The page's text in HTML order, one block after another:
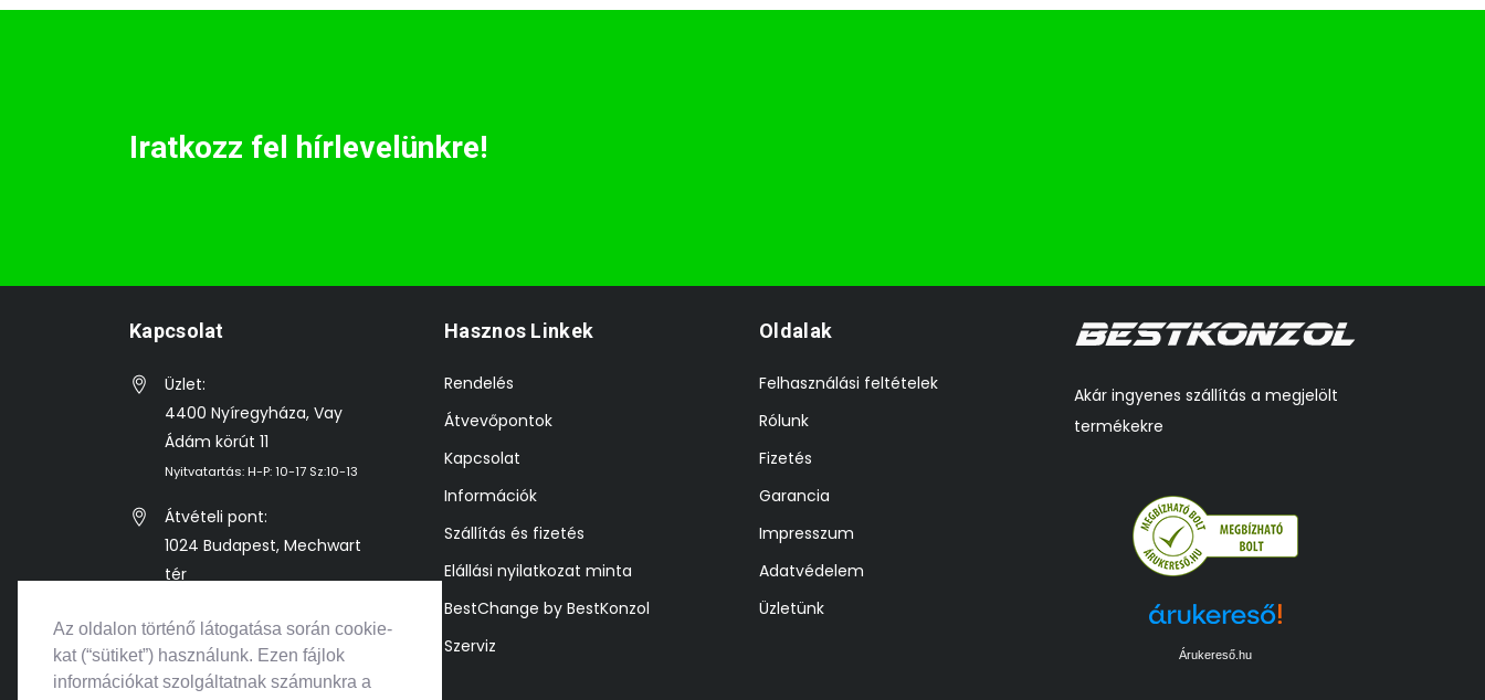
Az oldalon történő látogatása során cookie-
kat (“sütiket”) használunk. Ezen fájlok
információkat szolgáltatnak számunkra a
Iratkozz fel hírlevelünkre!
Kapcsolat
Üzlet:
4400 Nyíregyháza, Vay
Ádám körút 11
Nyitvatartás: H-P: 10-17 Sz:10-13
Átvételi pont:
1024 Budapest, Mechwart
tér
info@bestkonzol.hu
+36 (70) 525 2526
Hasznos Linkek
Rendelés
Átvevőpontok
Kapcsolat
Információk
Szállítás és fizetés
Elállási nyilatkozat minta
BestChange by BestKonzol
Szerviz
Oldalak
Felhasználási feltételek
Rólunk
Fizetés
Garancia
Impresszum
Adatvédelem
Üzletünk
Akár ingyenes szállítás a megjelölt
termékekre
Árukereső.hu